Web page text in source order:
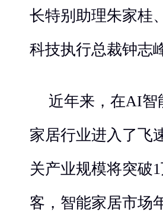
长特别助理朱家桂
科技执行总裁钟志
近年来，在AI智
家居行业进入了飞
关产业规模将突破
客，智能家居市场